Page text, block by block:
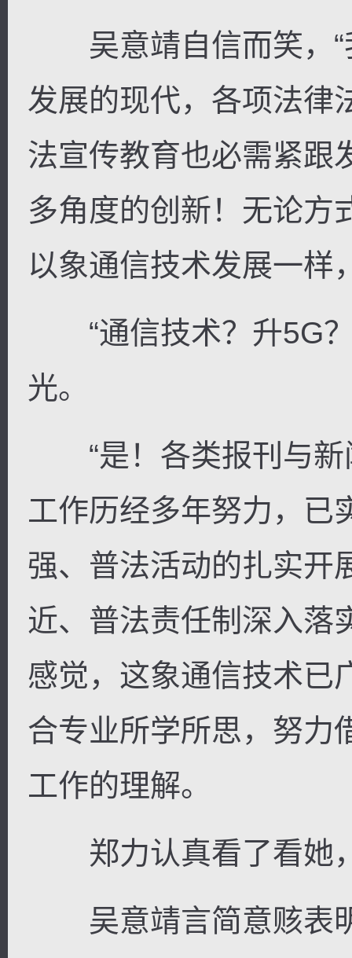
吴意靖自信而笑，“
发展的现代，各项法律
法宣传教育也必需紧跟
多角度的创新！无论方
以象通信技术发展一样
“通信技术？升5G？
光。
“是！各类报刊与新
工作历经多年努力，已
强、普法活动的扎实开
近、普法责任制深入
感觉，这象通信技术已
合专业所学所思，努力
工作的理解。
郑力认真看了看她
吴意靖言简意赅表明